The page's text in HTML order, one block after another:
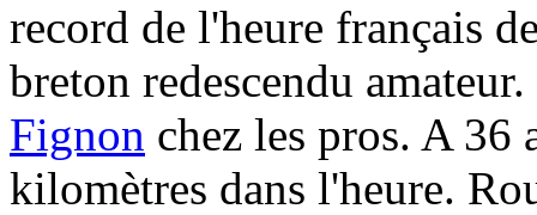
record de l'heure français
breton redescendu
Fignon chez les pros. A 36
kilomètres dans l'heure.